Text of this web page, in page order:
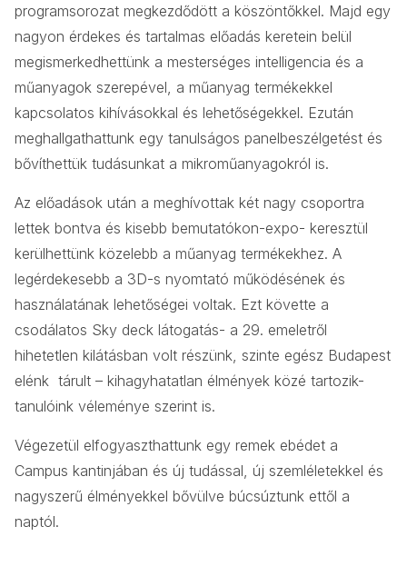
programsorozat megkezdődött a köszöntőkkel. Majd egy
nagyon érdekes és tartalmas előadás keretein belül
megismerkedhettünk a mesterséges intelligencia és a
műanyagok szerepével, a műanyag termékekkel
kapcsolatos kihívásokkal és lehetőségekkel. Ezután
meghallgathattunk egy tanulságos panelbeszélgetést és
bővíthettük tudásunkat a mikroműanyagokról is.
Az előadások után a meghívottak két nagy csoportra
lettek bontva és kisebb bemutatókon-expo- keresztül
kerülhettünk közelebb a műanyag termékekhez. A
legérdekesebb a 3D-s nyomtató működésének és
használatának lehetőségei voltak. Ezt követte a
csodálatos Sky deck látogatás- a 29. emeletről
hihetetlen kilátásban volt részünk, szinte egész Budapest
elénk tárult – kihagyhatatlan élmények közé tartozik-
tanulóink véleménye szerint is.
Végezetül elfogyaszthattunk egy remek ebédet a
Campus kantinjában és új tudással, új szemléletekkel és
nagyszerű élményekkel bővülve búcsúztunk ettől a
naptól.